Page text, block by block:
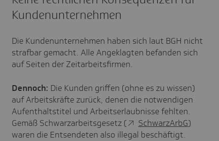
Kundenunternehmen
Die Kundenunternehmen haben sich laut BGH nicht
strafbar gemacht. Alle Angeklagten befanden sich
auf Seiten der Zeitarbeitsfirmen.
Dennoch: Die Kunden griffen (ohne es zu wissen)
auf Arbeitskräfte zurück, denen die notwendigen
Aufenthaltstitel und Arbeitserlaubnisse fehlten.
Gemäß Schwarzarbeitsgesetz (
SchwarzArbG)
waren die Entsendeten also illegal beschäftigt.